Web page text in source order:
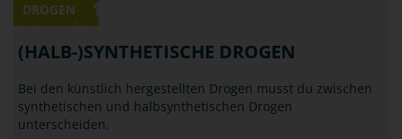
DROGEN
(HALB-)SYNTHETISCHE DROGEN
Bei den künstlich hergestellten Drogen musst du zwischen
synthetischen und halbsynthetischen Drogen
unterscheiden.